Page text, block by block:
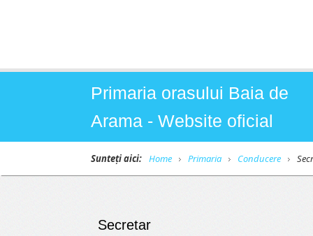
Primaria orasului Baia de
Arama - Website oficial
Sunteți aici: Home Primaria Conducere
Secretar